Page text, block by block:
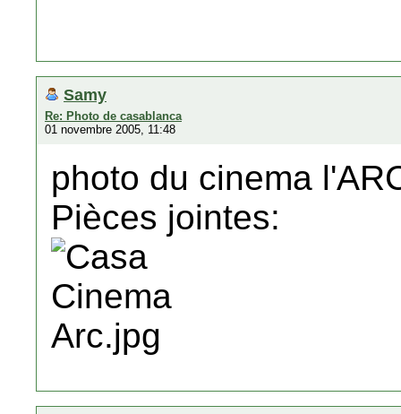
Samy
Re: Photo de casablanca
01 novembre 2005, 11:48
photo du cinema
Pièces jointes: